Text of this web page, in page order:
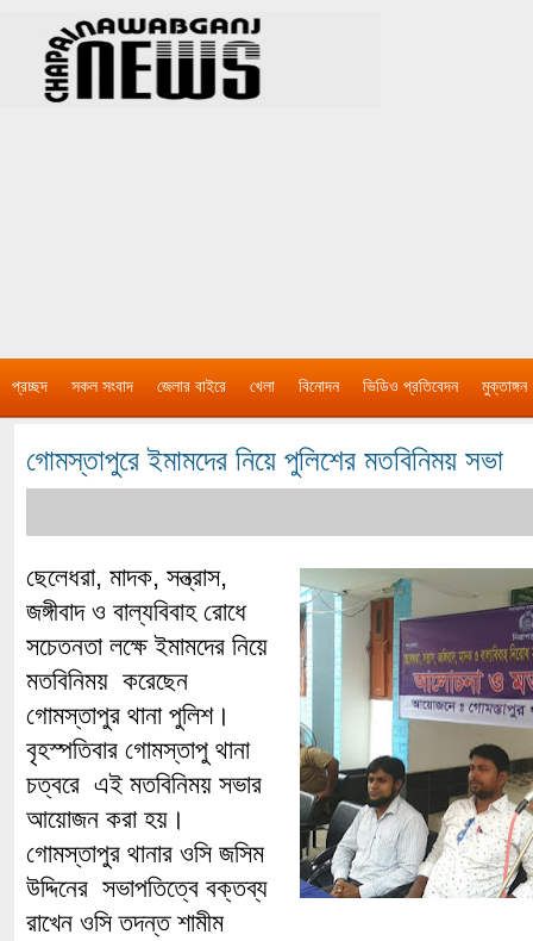
প্রচ্ছদ সকল সংবাদ জেলার বাইরে খেলা বিনোদন ভিডিও প্রতিবেদন মুক্তাঙ্গন
গোমস্তাপুরে ইমামদের নিয়ে পুলিশের মতবিনিময় সভা
ছেলেধরা, মাদক, সন্ত্রাস,
জঙ্গীবাদ ও বাল্যবিবাহ রোধে
সচেতনতা লক্ষে ইমামদের নিয়ে
মতবিনিময় করেছেন
গোমস্তাপুর থানা পুলিশ।
বৃহস্পতিবার গোমস্তাপু থানা
চত্বরে এই মতবিনিময় সভার
আয়োজন করা হয়।
গোমস্তাপুর থানার ওসি জসিম
উদ্দিনের সভাপতিত্বে বক্তব্য
রাখেন ওসি তদন্ত শামীম